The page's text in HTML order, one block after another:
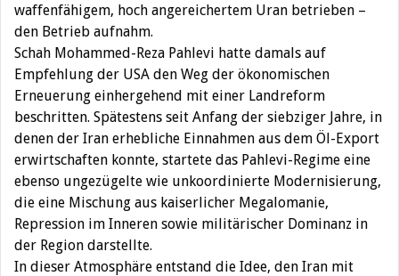
waffenfähigem, hoch angereichertem Uran betrieben –
den Betrieb aufnahm.
Schah Mohammed-Reza Pahlevi hatte damals auf
Empfehlung der USA den Weg der ökonomischen
Erneuerung einhergehend mit einer Landreform
beschritten. Spätestens seit Anfang der siebziger Jahre, in
denen der Iran erhebliche Einnahmen aus dem Öl-Export
erwirtschaften konnte, startete das Pahlevi-Regime eine
ebenso ungezügelte wie unkoordinierte Modernisierung,
die eine Mischung aus kaiserlicher Megalomanie,
Repression im Inneren sowie militärischer Dominanz in
der Region darstellte.
In dieser Atmosphäre entstand die Idee, den Iran mit